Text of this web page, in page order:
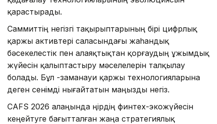
қарастырады.
Саммиттің негізгі тақырыптарының бірі цифрлық
қаржы активтері саласындағы жаһандық
бәсекелестік пен алаяқтықтан қорғаудың ұжымдық
жүйесін қалыптастыру мәселелерін талқылау
болады. Бұл -заманауи қаржы технологияларына
деген сенімді нығайтатын маңызды негіз.
CAFS 2026 алаңында өңірдің финтех-экожүйесін
кеңейтуге бағытталған жаңа стратегиялық